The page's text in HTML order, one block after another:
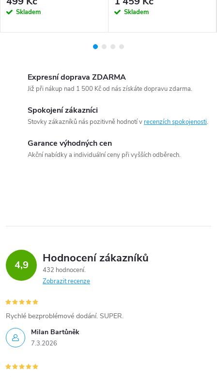
Expresní doprava ZDARMA
Již při nákup nad 1 500 Kč od nás získáte dopravu zdarma.
Spokojení zákazníci
Stovky zákazníků nás pozitivně hodnotí v recenzích spokojenosti.
Garance výhodných cen
Akční nabídky a individuální ceny při vyšších odběrech.
Skladem Skladem
4,9 Hodnocení zákazníků
432 hodnocení
Zobrazit recenze
Milan Bartůněk
7.3.2026
Rychlé bezproblémové dodání. SUPER.